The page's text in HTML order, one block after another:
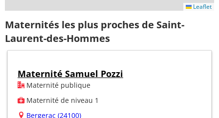
Leaflet
Maternités les plus proches de Saint-
Laurent-des-Hommes
Maternité Samuel Pozzi
Maternité publique
Maternité de niveau 1
Bergerac (24100)